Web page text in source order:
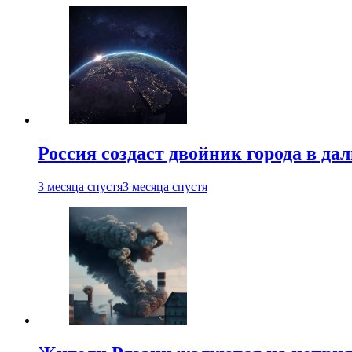
Россия создаст двойник города в
3 месяца спустя3 месяца спустя